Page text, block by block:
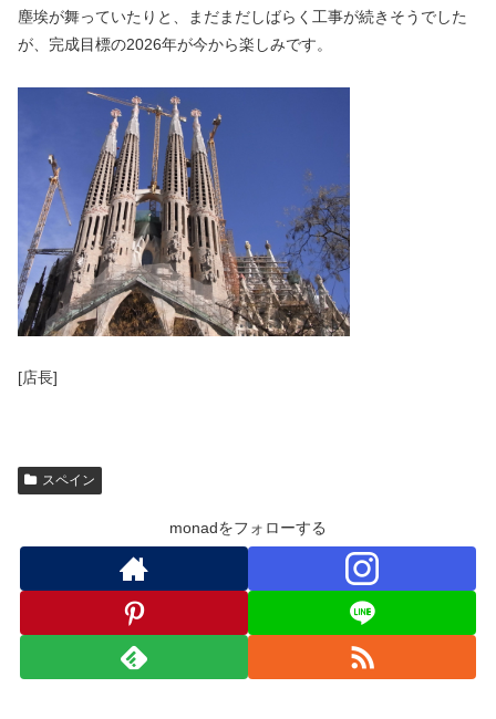
塵埃が舞っていたりと、まだまだしばらく工事が続きそうでした
が、完成目標の2026年が今から楽しみです。
[店長]
スペイン
monadをフォローする